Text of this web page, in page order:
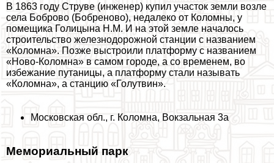
В 1863 году Струве (инженер) купил участок земли возле
села Боброво (Бобреново), недалеко от Коломны, у
помещика Голицына Н.М. И на этой земле началось
строительство железнодорожной станции с названием
«Коломна». Позже выстроили платформу с названием
«Ново-Коломна» в самом городе, а со временем, во
избежание пyтaницы, а платформу стали называть
«Коломна», а станцию «Голутвин».
Московская обл., г. Коломна, Вокзальная 3а
Мемориальный парк